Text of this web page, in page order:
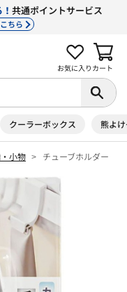
共通ポイントサービス
ちら
お気に入り カート
クーラーボックス 熊よ
小物 チューブホルダー